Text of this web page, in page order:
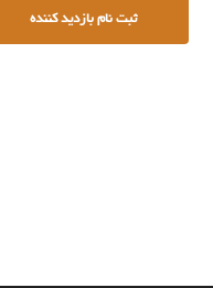
ثبت نام بازدید کننده